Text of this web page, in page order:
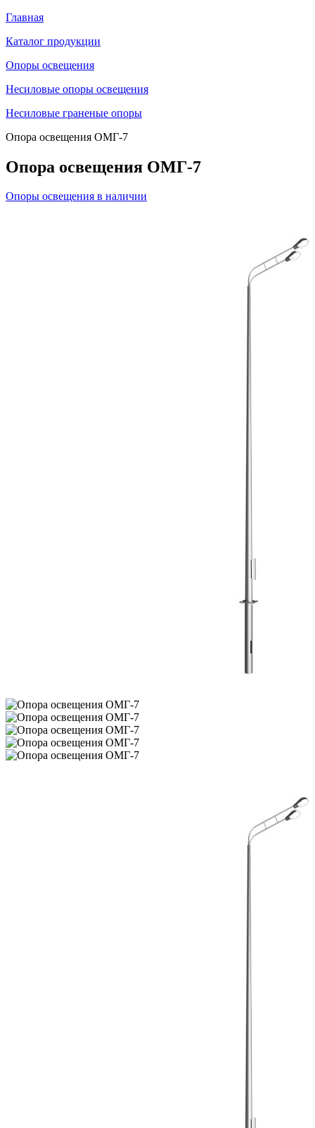
Главная
Каталог продукции
Oпоры oсвeщения
Несиловые опоры освещения
Несиловые граненые опоры
Опора освещения ОМГ-7
Опора освещения ОМГ-7
Опоры освещения в наличии